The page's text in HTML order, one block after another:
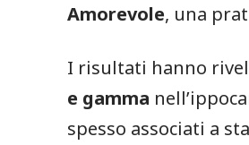
Amorevole, una
I risultati hanno
e gamma
spesso associati a